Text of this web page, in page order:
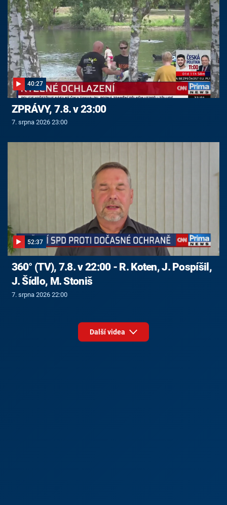
40:27
ZPRÁVY, 7.8. v 23:00
7. srpna 2026 23:00
52:37
360° (TV), 7.8. v 22:00 - R. Koten, J. Pospíšil,
J. Šídlo, M. Stoniš
7. srpna 2026 22:00
Další videa